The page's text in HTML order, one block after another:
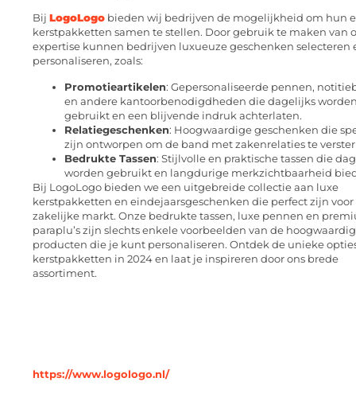
Bij LogoLogo bieden wij bedrijven de mogelijkheid om hun
kerstpakketten samen te stellen. Door gebruik te maken van
expertise kunnen bedrijven luxueuze geschenken selecteren
personaliseren, zoals:
Promotieartikelen: Gepersonaliseerde pennen,
en andere kantoorbenodigdheden die dagelijks
gebruikt en een blijvende indruk achterlaten.
Relatiegeschenken: Hoogwaardige geschenken die
zijn ontworpen om de band met zakenrelaties te
Bedrukte Tassen: Stijlvolle en praktische tassen die
worden gebruikt en langdurige merkzichtbaarheid
Bij LogoLogo bieden we een uitgebreide collectie aan luxe
kerstpakketten en eindejaarsgeschenken die perfect zijn voor
zakelijke markt. Onze bedrukte tassen, luxe pennen en
paraplu’s zijn slechts enkele voorbeelden van de
producten die je kunt personaliseren. Ontdek de unieke
kerstpakketten in 2024 en laat je inspireren door ons brede
assortiment.
https://www.logologo.nl/